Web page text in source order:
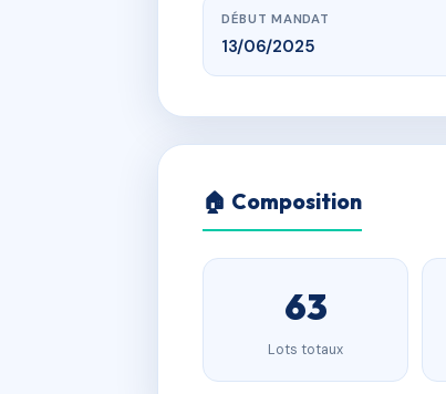
DÉBUT MANDAT
13/06/2025
🏠 Composition
63
Lots totaux